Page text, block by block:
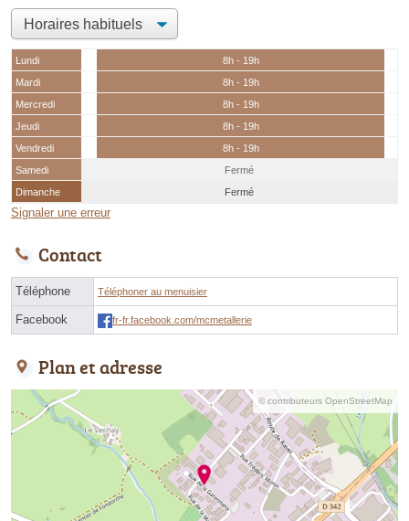
Lundi
8h - 19h
Mardi
8h - 19h
Mercredi
8h - 19h
Jeudi
8h - 19h
Vendredi
8h - 19h
Samedi
Fermé
Dimanche
Fermé
Signaler une erreur
Contact
Téléphone Téléphoner au menuisier
Facebook fr-fr.facebook.com/mcmetallerie
Plan et adresse
© contributeurs OpenStreetMap